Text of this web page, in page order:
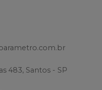
483, Santos - SP